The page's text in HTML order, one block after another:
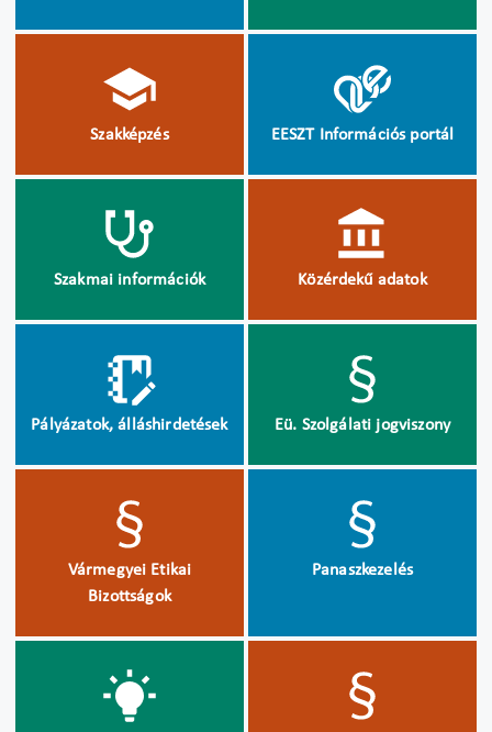
Szakképzés EESZT Információs portál
Szakmai információk Közérdekű adatok
Pályázatok, álláshirdetések Eü. Szolgálati jogviszony
Vármegyei Etikai
Bizottságok
Panaszkezelés